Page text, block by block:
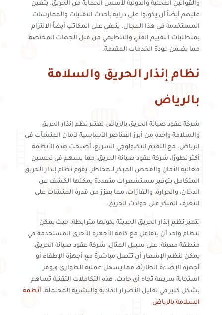
والقوانين المحلية والدولية لأسس الحماية من الحريق. يتعين
عليهم أيضاً أن يكونوا على دراية بأحدث التقنيات والممارسات
المستخدمة في هذا المجال. ينبغي على المكاتب أيضاً الالتزام
بمتطلبات التقييم الفني والتنظيمي من قبل الجهات المختصة،
مما يضمن جودة الخدمات المقدمة.
نظام إنذار الحريق والسلامة
بالرياض
شركة عقود صيانة الحريق بالرياض تعتبر نظم إنذار الحريق
والسلامة واحدة من أبرز العناصر الأساسية لأمان المنشآت في
الرياض. مع التقدم التكنولوجي السريع، أصبحت هذه الأنظمة
أكثر تطورًا، شركة عقود صيانة الحريق، مما يسهم في تحسين
فعالية الأمان والفحص المبكر للمخاطر. يقوم نظام إنذار الحريق
المتكامل بتوفير مستشعرات متعددة يمكنها الكشف عن
الدخان، والحرارة، والغازات، مما يعزز من قدرة المنشآت على
التعرف المبكر على حوادث الحريق.
تتميز نظم إنذار الحريق الحديثة بكونها مترابطة، حيث يمكن
لنظام واحد أن يتفاعل مع كافة الأجهزة الأخرى المستخدمة في
منطقة معينة. على سبيل المثال، شركة عقود صيانة الحريق،
يمكن لنظم الإشعار أن تتصل مباشرةً مع أجهزة الإطفاء أو
أجهزة الإضاءة الطارئة، مما يسهل عملية الطوارئ ويوفر
استجابة سريعة تجاه أي حادث. هذه التكاملات التقنية تساهم
بشكل كبير في تقليل الأضرار المادية والبشرية المحتملة. أنظمة
السلامة بالرياض